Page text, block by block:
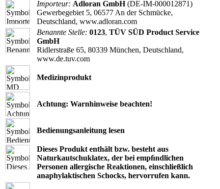
Importeur: Adloran GmbH(DE-IM-000012871)
Gewerbegebiet 5, 06577 An der Schmücke,
Deutschland, www.adloran.com
Benannte Stelle: 0123, TÜV SÜD Product Service
GmbH
Ridlerstraße 65, 80339 München, Deutschland,
www.de.tuv.com
Medizinprodukt
Achtung: Warnhinweise beachten!
Bedienungsanleitung lesen
Dieses Produkt enthält bzw. besteht aus
Naturkautschuklatex, der bei empﬁndlichen
Personen allergische Reaktionen, einschließlich
anaphylaktischen Schocks, hervorrufen kann.